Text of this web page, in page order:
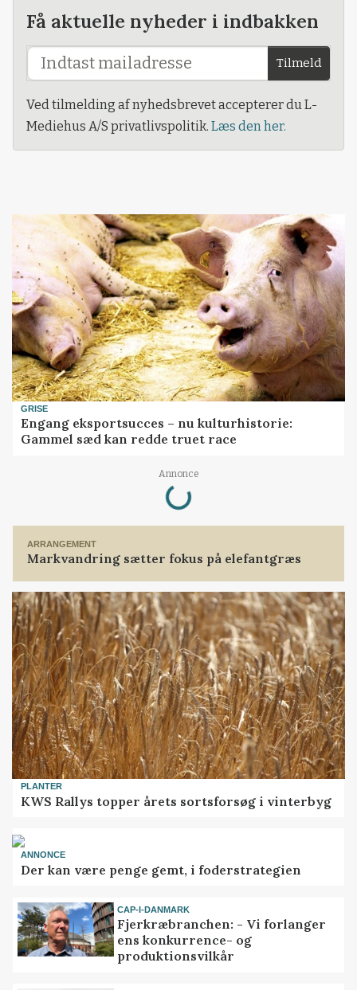
Få aktuelle nyheder i indbakken
Tilmeld
Ved tilmelding af nyhedsbrevet accepterer du L-
Mediehus A/S privatlivspolitik. Læs den her.
GRISE
Engang eksportsucces – nu kulturhistorie:
Gammel sæd kan redde truet race
Annonce
Loading...
ARRANGEMENT
Markvandring sætter fokus på elefantgræs
PLANTER
KWS Rallys topper årets sortsforsøg i vinterbyg
ANNONCE
Der kan være penge gemt, i foderstrategien
CAP-I-DANMARK
Fjerkræbranchen: - Vi forlanger
ens konkurrence- og
produktionsvilkår